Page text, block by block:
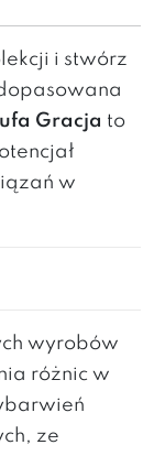
i stwórz
Gracja to
w
wyrobów
różnic w
ze